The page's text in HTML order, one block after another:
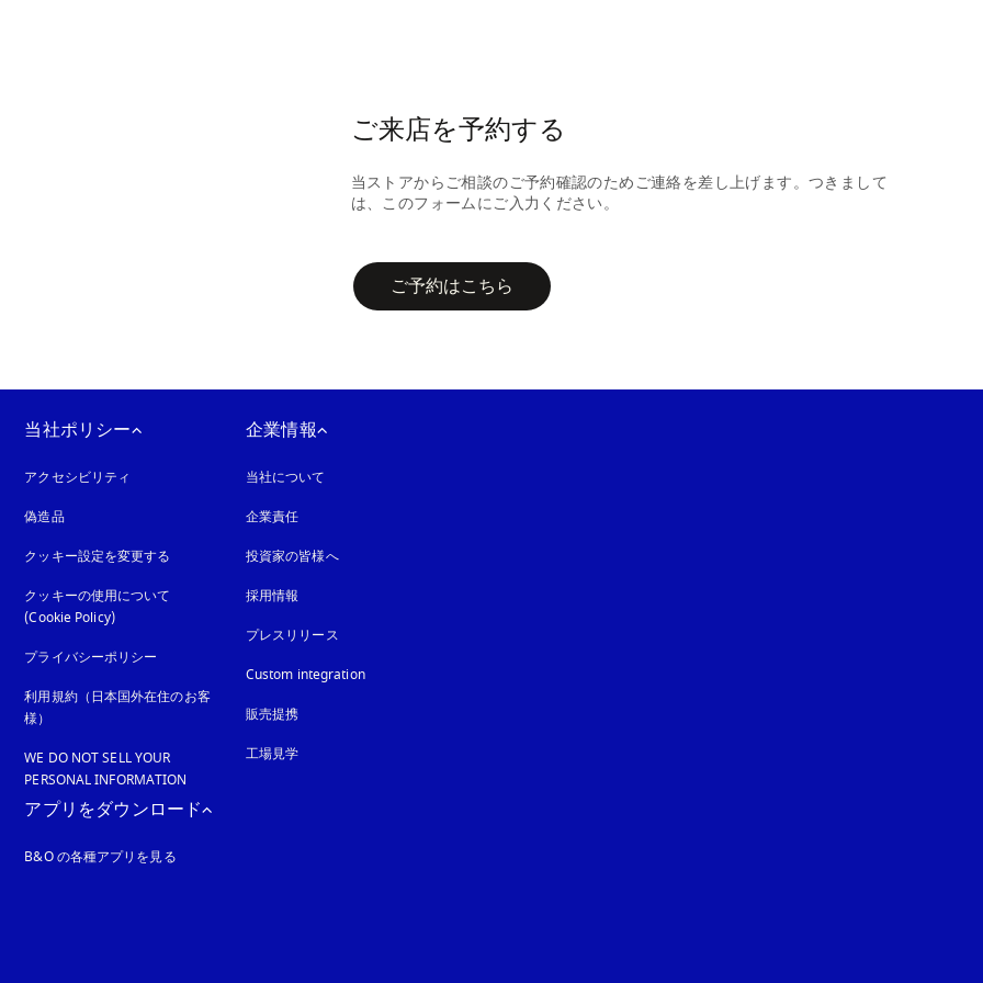
ご来店を予約する
当ストアからご相談のご予約確認のためご連絡を差し上げます。つきまして
は、このフォームにご入力ください。
ご予約はこちら
当社ポリシー
アクセシビリティ
新しいタブに表示されます
偽造品新しいタブに表示されます
クッキー設定を変更する
クッキーの使用について
(Cookie Policy)新しいタブに表示されます
プライバシーポリシー
利用規約（日本国外在住のお客
様）
WE DO NOT SELL YOUR
PERSONAL INFORMATION
企業情報
当社について
企業責任
投資家の皆様へ
採用情報
プレスリリース
Custom integration
販売提携
工場見学
す
アプリをダウンロード
B&O の各種アプリを見る